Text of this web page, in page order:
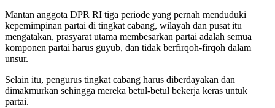
Mantan anggota DPR RI tiga periode yang pernah menduduki
kepemimpinan partai di tingkat cabang, wilayah dan pusat itu
mengatakan, prasyarat utama membesarkan partai adalah semua
komponen partai harus guyub, dan tidak berfirqoh-firqoh dalam
unsur.
Selain itu, pengurus tingkat cabang harus diberdayakan dan
dimakmurkan sehingga mereka betul-betul bekerja keras untuk
partai.